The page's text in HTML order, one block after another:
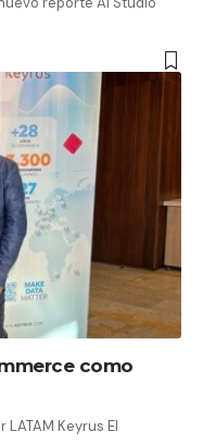
como
Keyrus El